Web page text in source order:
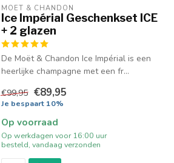
MOËT & CHANDON
Ice Impérial Geschenkset ICE
+ 2 glazen
De Moët & Chandon Ice Impérial is een
heerlijke champagne met een fr...
€99,95 €89,95
Je bespaart 10%
Op voorraad
Op werkdagen voor 16:00 uur
besteld, vandaag verzonden